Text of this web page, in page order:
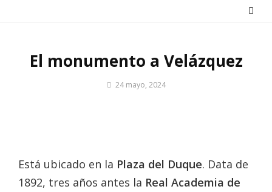
El monumento a Velázquez
Por24 mayo, 2024
Está ubicado en la Plaza del Duque. Data de
1892, tres años antes la Real Academia de